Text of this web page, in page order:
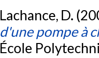
Lachance, D.
d'une pompe à
École